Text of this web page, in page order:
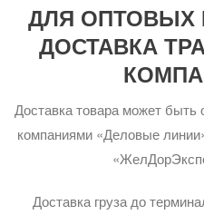
ДЛЯ ОПТОВЫХ
ДОСТАВКА
Доставка товара может
компаниями «Деловые
Доставка груза до